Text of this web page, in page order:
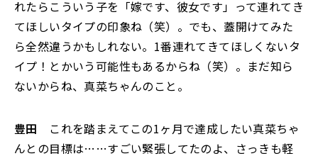
れたらこういう子を「嫁です、彼女です」って連れてき
てほしいタイプの印象ね（笑）。でも、蓋開けてみた
ら全然違うかもしれない。1番連れてきてほしくないタ
イプ！とかいう可能性もあるからね（笑）。まだ知ら
ないからね、真菜ちゃんのこと。
豊田 これを踏まえてこの1ヶ月で達成したい真菜ちゃ
んとの目標は……すごい緊張してたのよ、さっきも軽